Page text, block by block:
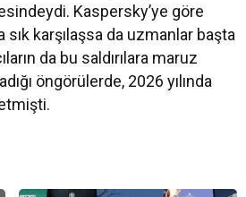
Kaspersky’ye göre
karşılaşsa da uzmanlar başta
da bu saldırılara maruz
öngörülerde, 2026 yılında